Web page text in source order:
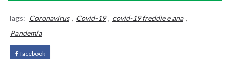
Tags: Coronavírus , Covid-19 , covid-19 freddie e ana ,
Pandemia
facebook